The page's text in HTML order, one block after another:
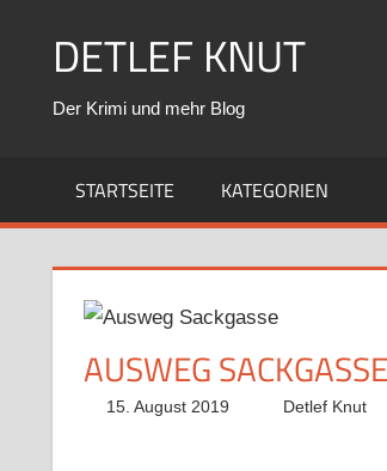
DETLEF KNUT
Der Krimi und mehr Blog
STARTSEITE KATEGORIEN
AUSWEG SACKGASSE
15. August 2019 Detlef Knut